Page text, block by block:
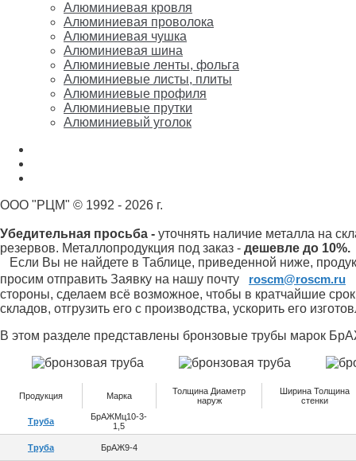
Алюминиевая кровля
Алюминиевая проволока
Алюминиевая чушка
Алюминиевая шина
Алюминиевые ленты, фольга
Алюминиевые листы, плиты
Алюминиевые профиля
Алюминиевые прутки
Алюминиевый уголок
ООО "РЦМ" © 1992 - 2026 г.
Убедительная просьба - уточнять наличие металла на
резервов. Металлопродукция под заказ - дешевле до 10%.
Если Вы не найдете в Таблице, приведенной ниже,
просим отправить Заявку на нашу почту
roscm@roscm.ru
стороны, сделаем всё возможное, чтобы в кратчайшие
складов, отгрузить его с производства, ускорить его
В этом разделе представлены бронзовые трубы марок
Продукция Марка
Толщина Диаметр
наруж
Ширина Толщина
стенки
Труба
БрАЖМц10-3-
1,5
Труба БрАЖ9-4